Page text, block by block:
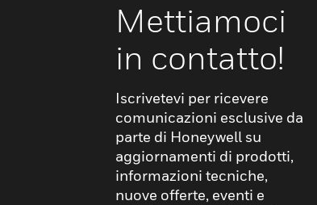
Mettiamoci
in contatto!
Iscrivetevi per ricevere
comunicazioni esclusive da
parte di Honeywell su
aggiornamenti di prodotti,
informazioni tecniche,
nuove offerte, eventi e